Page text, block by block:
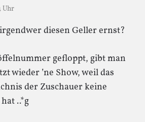
Uhr
diesen Geller ernst?
gefloppt, gibt man
wieder ’ne Show, weil das
der Zuschauer keine
..*g